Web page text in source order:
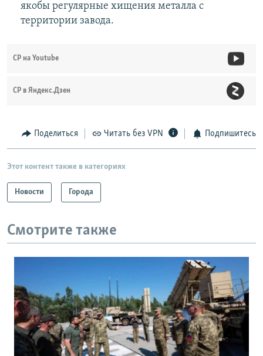
якобы регулярные хищения металла с
территории завода.
СР на Youtube
СР в Яндекс.Дзен
Поделиться Читать без VPN Подпишитесь
Этот контент также в категориях
Новости Города
Смотрите также